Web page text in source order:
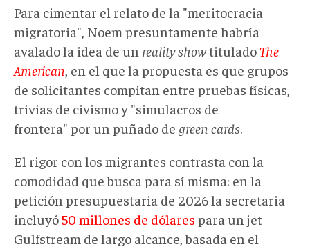
Para cimentar el relato de la "meritocracia
migratoria", Noem presuntamente habría
avalado la idea de un reality showtituladoThe
American , en el que la propuesta es que grupos
de solicitantes compitan entre pruebas físicas,
trivias de civismo y "simulacros de
frontera" por un puñado de green cards.
El rigor con los migrantes contrasta con la
comodidad que busca para sí misma: en la
petición presupuestaria de 2026 la secretaria
incluyó50 millones de dólares para un jet
Gulfstream de largo alcance, basada en el